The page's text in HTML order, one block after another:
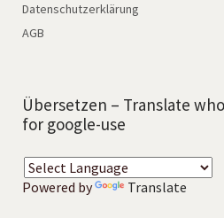
Datenschutzerklärung
AGB
Übersetzen – Translate
for google-use
Powered by Translate